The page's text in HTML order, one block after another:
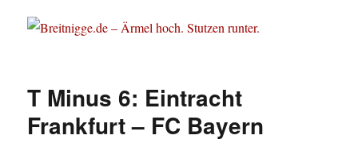
T Minus 6: Eintracht
Frankfurt – FC Bayern